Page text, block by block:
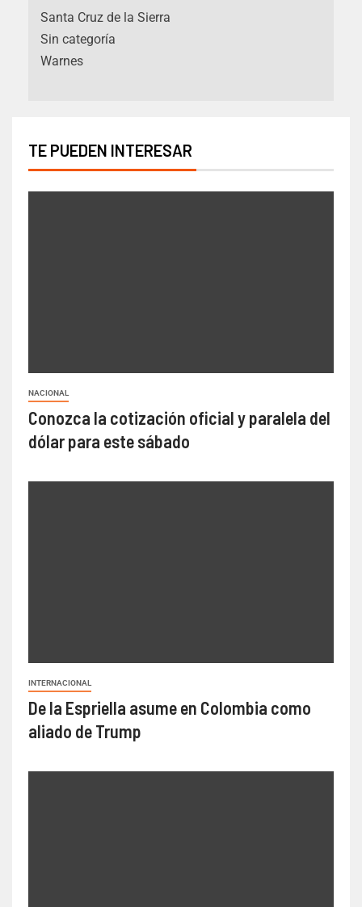
Santa Cruz de la Sierra
Sin categoría
Warnes
TE PUEDEN INTERESAR
NACIONAL
Conozca la cotización oficial y paralela del
dólar para este sábado
INTERNACIONAL
De la Espriella asume en Colombia como
aliado de Trump